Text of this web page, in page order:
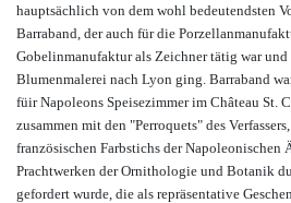
hauptsächlich von dem wohl bedeutendsten
Barraband, der auch für die
Gobelinmanufaktur als Zeichner tätig war und
Blumenmalerei nach Lyon ging. Barraband
füir Napoleons Speisezimmer im Château St.
zusammen mit den "Perroquets" des
französischen Farbstichs der
Prachtwerken der Ornithologie und Botanik
gefordert wurde, die als repräsentative